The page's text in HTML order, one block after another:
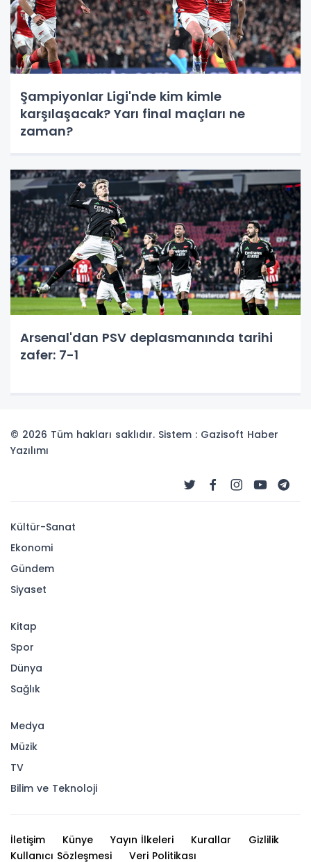
Şampiyonlar Ligi'nde kim kimle
karşılaşacak? Yarı final maçları ne
zaman?
Arsenal'dan PSV deplasmanında tarihi
zafer: 7-1
© 2026 Tüm hakları saklıdır. Sistem : Gazisoft Haber
Yazılımı
Kültür-Sanat
Ekonomi
Gündem
Siyaset
Kitap
Spor
Dünya
Sağlık
Medya
Müzik
TV
Bilim ve Teknoloji
İletişim Künye Yayın İlkeleri Kurallar
Gizlilik
Kullanıcı Sözleşmesi
Veri Politikası